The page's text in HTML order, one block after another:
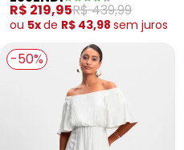
R$ 219,95R$ 439,99
ou 5xde R$ 43,98 sem juros
-50%